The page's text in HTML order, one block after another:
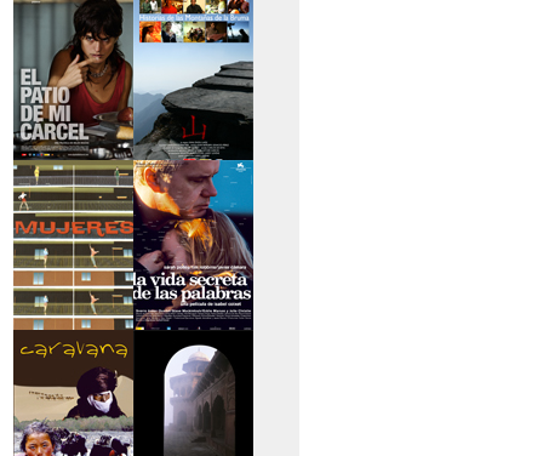
>El último verano de
la boyita
>La mujer rubia
>El patio de mi
cárcel
>Historias de las
montañas
>Serie mujeres
>La vida secreta de
las palabras